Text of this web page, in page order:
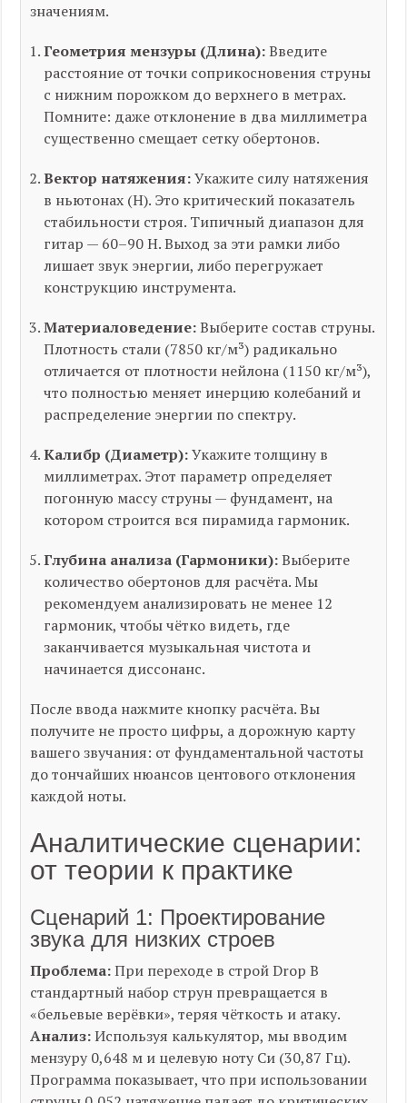
значениям.
Геометрия мензуры (Длина):Введите
расстояние от точки соприкосновения струны
с нижним порожком до верхнего в метрах.
Помните: даже отклонение в два миллиметра
существенно смещает сетку обертонов.
Вектор натяжения:Укажите силу натяжения
в ньютонах (Н). Это критический показатель
стабильности строя. Типичный диапазон для
гитар — 60–90 Н. Выход за эти рамки либо
лишает звук энергии, либо перегружает
конструкцию инструмента.
Материаловедение:Выберите состав струны.
Плотность стали (7850 кг/м³) радикально
отличается от плотности нейлона (1150 кг/м³),
что полностью меняет инерцию колебаний и
распределение энергии по спектру.
Калибр (Диаметр):Укажите толщину в
миллиметрах. Этот параметр определяет
погонную массу струны — фундамент, на
котором строится вся пирамида гармоник.
Глубина анализа (Гармоники):Выберите
количество обертонов для расчёта. Мы
рекомендуем анализировать не менее 12
гармоник, чтобы чётко видеть, где
заканчивается музыкальная чистота и
начинается диссонанс.
После ввода нажмите кнопку расчёта. Вы
получите не просто цифры, а дорожную карту
вашего звучания: от фундаментальной частоты
до тончайших нюансов центового отклонения
каждой ноты.
Аналитические сценарии:
от теории к практике
Сценарий 1: Проектирование
звука для низких строев
Проблема:При переходе в строй Drop B
стандартный набор струн превращается в
«бельевые верёвки», теряя чёткость и атаку.
Анализ:Используя калькулятор, мы вводим
мензуру 0,648 м и целевую ноту Си (30,87 Гц).
Программа показывает, что при использовании